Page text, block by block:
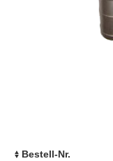
Bestell-Nr.